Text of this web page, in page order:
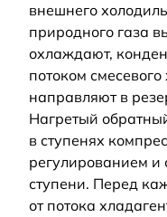
внешнего
природного газа
охлаждают,
потоком
направляют в
Нагретый
в ступенях
регулированием
ступени. Перед
от потока